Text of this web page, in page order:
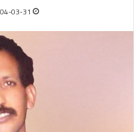
03-31